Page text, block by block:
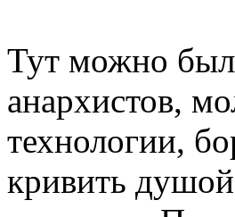
Тут можно
анархистов,
технологии,
кривить